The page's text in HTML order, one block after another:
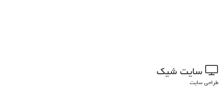
سایت شیك
طراحی سایت